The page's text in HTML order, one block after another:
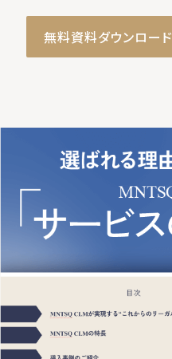
無料資料ダウンロード